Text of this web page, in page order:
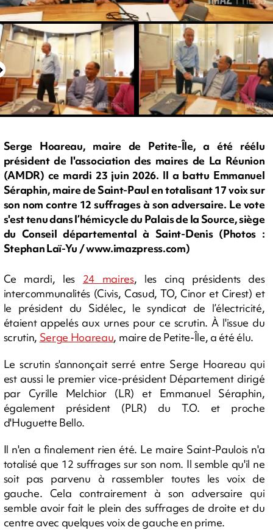
Serge Hoareau, maire de Petite-Île, a été réélu
président de l'association des maires de La Réunion
(AMDR) ce mardi 23 juin 2026. Il a battu Emmanuel
Séraphin, maire de Saint-Paul en totalisant 17 voix sur
son nom contre 12 suffrages à son adversaire. Le vote
s'est tenu dans l’hémicycle du Palais de la Source, siège
du Conseil départemental à Saint-Denis (Photos :
Stephan Laï-Yu / www.imazpress.com)
Ce mardi, les 24 maires, les cinq présidents des
intercommunalités (Civis, Casud, TO, Cinor et Cirest) et
le président du Sidélec, le syndicat de l’électricité,
étaient appelés aux urnes pour ce scrutin. À l'issue du
scrutin, Serge Hoareau, maire de Petite-Île, a été élu.
Le scrutin s'annonçait serré entre Serge Hoareau qui
est aussi le premier vice-président Département dirigé
par Cyrille Melchior (LR) et Emmanuel Séraphin,
également président (PLR) du T.O. et proche
d'Huguette Bello.
Il n'en a finalement rien été. Le maire Saint-Paulois n'a
totalisé que 12 suffrages sur son nom. Il semble qu'il ne
soit pas parvenu à rassembler toutes les voix de
gauche. Cela contrairement à son adversaire qui
semble avoir fait le plein des suffrages de droite et du
centre avec quelques voix de gauche en prime.